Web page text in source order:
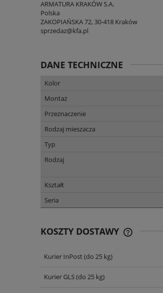
ARMATURA KRAKÓW S.A.
Polska
ZAKOPIAŃSKA 72, 30-418 Kraków
sprzedaz@kfa.pl
DANE TECHNICZNE
Kolor
Montaż
Przeznaczenie
Rodzaj mieszacza
Typ
Rodzaj
Kształt
Seria
KOSZTY DOSTAWY
CENA
Kurier InPost(do 25 kg)
Kurier GLS(do 25 kg)